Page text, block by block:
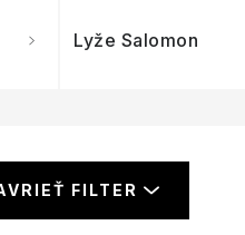
Lyže Salomon
FILTER